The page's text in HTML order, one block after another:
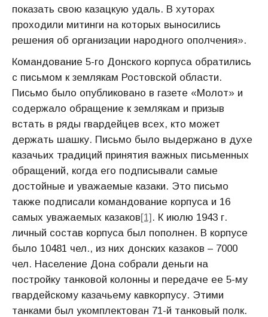
показать свою казацкую удаль. В хуторах
проходили митинги на которых выносились
решения об организации народного ополчения».
Командование 5-го Донского корпуса обратились
с письмом к землякам Ростовской области.
Письмо было опубликовано в газете «Молот» и
содержало обращение к землякам и призыв
встать в ряды гвардейцев всех, кто может
держать шашку. Письмо было выдержано в духе
казачьих традиций принятия важных письменных
обращений, когда его подписывали самые
достойные и уважаемые казаки. Это письмо
также подписали командование корпуса и 16
самых уважаемых казаков[1]. К июлю 1943 г.
личный состав корпуса был пополнен. В корпусе
было 10481 чел., из них донских казаков – 7000
чел. Население Дона собрали деньги на
постройку танковой колонны и передаче ее 5-му
гвардейскому казачьему кавкорпусу. Этими
танками был укомплектован 71-й танковый полк.